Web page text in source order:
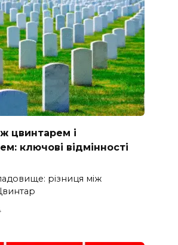
цвинтарем і
ключові відмінності
різниця між